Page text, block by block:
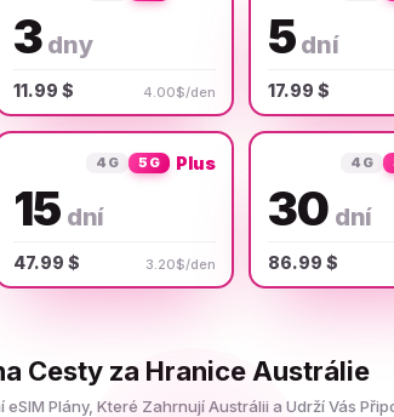
3 dny
11.99 $ 4.00$/den
5 dní
17.99 $
4G 5G Plus
15 dní
47.99 $ 3.20$/den
4G
30 dní
86.99 $
Cesty za Hranice Austrálie
Plány, Které Zahrnují Austrálii a Udrží Vás